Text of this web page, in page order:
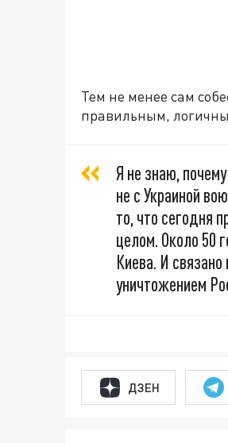
Тем не менее сам
правильным,
Я не знаю,
не с Украиной
то, что сегодня
целом. Около 50
Киева. И
уничтожением
ДЗЕН